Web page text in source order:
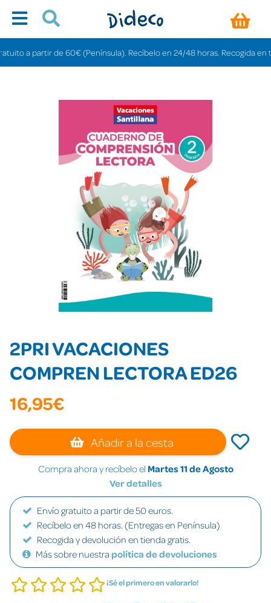
a partir de 60€ (Península). Recíbelo en 24/48 horas. Recogida en
2PRI VACACIONES
COMPREN LECTORA ED26
16,95€
Añadir a la cesta
Compra ahora y recíbelo el Martes 11 de Agosto
Ver detalles
Envío gratuito a partir de 50 euros.
Recíbelo en 48 horas. (Entregas en Península)
Recogida y devolución en tienda gratis.
Más sobre nuestra política de devoluciones
¡Sé el primero en valorarlo!